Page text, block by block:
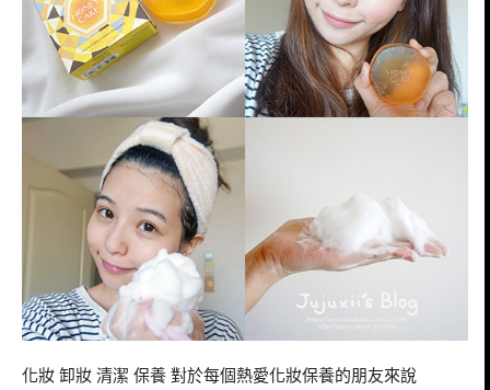
化妝 卸妝 清潔 保養 對於每個熱愛化妝保養的朋友來說